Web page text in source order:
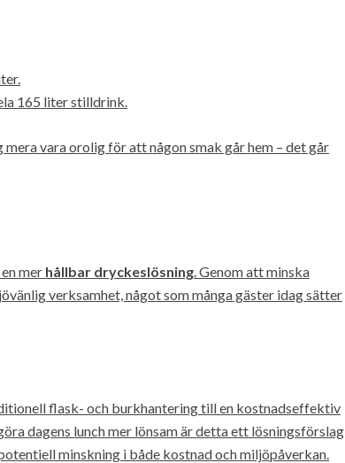
165 liter stilldrink.
vara orolig för att någon smak går hem – det går
mer hållbar dryckeslösning. Genom att minska
verksamhet, något som många gäster idag sätter
flask- och burkhantering till en kostnadseffektiv
dagens lunch mer lönsam är detta ett lösningsförslag
minskning i både kostnad och miljöpåverkan.